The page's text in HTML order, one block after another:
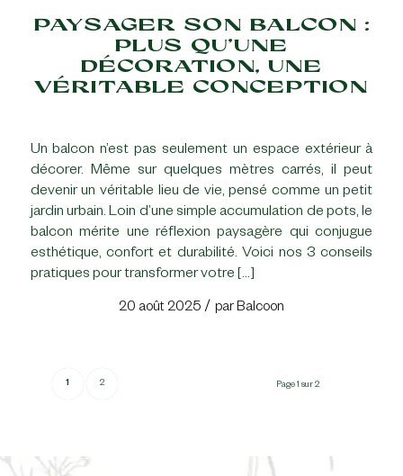
PAYSAGER SON BALCON :
PLUS QU’UNE
DÉCORATION, UNE
VÉRITABLE CONCEPTION
Un balcon n’est pas seulement un espace extérieur à
décorer. Même sur quelques mètres carrés, il peut
devenir un véritable lieu de vie, pensé comme un petit
jardin urbain. Loin d’une simple accumulation de pots, le
balcon mérite une réflexion paysagère qui conjugue
esthétique, confort et durabilité. Voici nos 3 conseils
pratiques pour transformer votre […]
20 août 2025 / parBalcoon
Page 1 sur 2
1 2